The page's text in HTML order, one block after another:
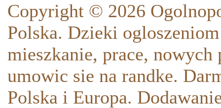
Copyright © 2026
Polska. Dzieki
mieszkanie, prace,
umowic sie na randke.
Polska i Europa.